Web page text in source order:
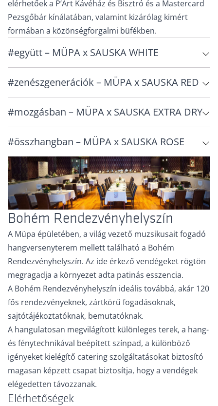
elérhetőek a P’Art Kávéház és Bisztró és a Mastercard
Pezsgőbár kínálatában, valamint kizárólag kimért
formában a közönségforgalmi büfékben.
#együtt – MÜPA x SAUSKA WHITE
#zenészgenerációk – MÜPA x SAUSKA RED
#mozgásban – MÜPA x SAUSKA EXTRA DRY
#összhangban – MÜPA x SAUSKA ROSE
Bohém Rendezvényhelyszín
A Müpa épületében, a világ vezető muzsikusait fogadó
hangversenyterem mellett található a Bohém
Rendezvényhelyszín. Az ide érkező vendégeket rögtön
megragadja a környezet adta patinás esszencia.
A Bohém Rendezvényhelyszín ideális továbbá, akár 120
fős rendezvényeknek, zártkörű fogadásoknak,
sajtótájékoztatóknak, bemutatóknak.
A hangulatosan megvilágított különleges terek, a hang-
és fénytechnikával beépített színpad, a különböző
igényeket kielégítő catering szolgáltatásokat biztosító
magasan képzett csapat biztosítja, hogy a vendégek
elégedetten távozzanak.
Elérhetőségek